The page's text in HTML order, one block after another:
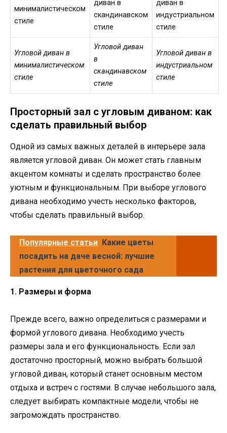
Угловой диван в
минималистическом
стиле
Угловой диван
в
скандинавском
стиле
Угловой диван в
индустриальном
стиле
Просторный зал с угловым диваном: как
сделать правильный выбор
Одной из самых важных деталей в интерьере зала
является угловой диван. Он может стать главным
акцентом комнаты и сделать пространство более
уютным и функциональным. При выборе углового
дивана необходимо учесть несколько факторов,
чтобы сделать правильный выбор.
Популярные статьи Какие цветы
посадить на даче весной: лучшие
растения для цветочного сада
1. Размеры и форма
Прежде всего, важно определиться с размерами и
формой углового дивана. Необходимо учесть
размеры зала и его функциональность. Если зал
достаточно просторный, можно выбрать большой
угловой диван, который станет основным местом
отдыха и встреч с гостями. В случае небольшого зала,
следует выбирать компактные модели, чтобы не
загромождать пространство.